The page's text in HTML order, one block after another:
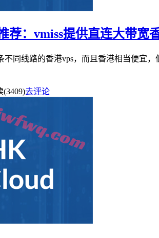
荐：vmiss提供直连大带宽
不同线路的香港vps，而且香港相当便宜
(3409)去评论